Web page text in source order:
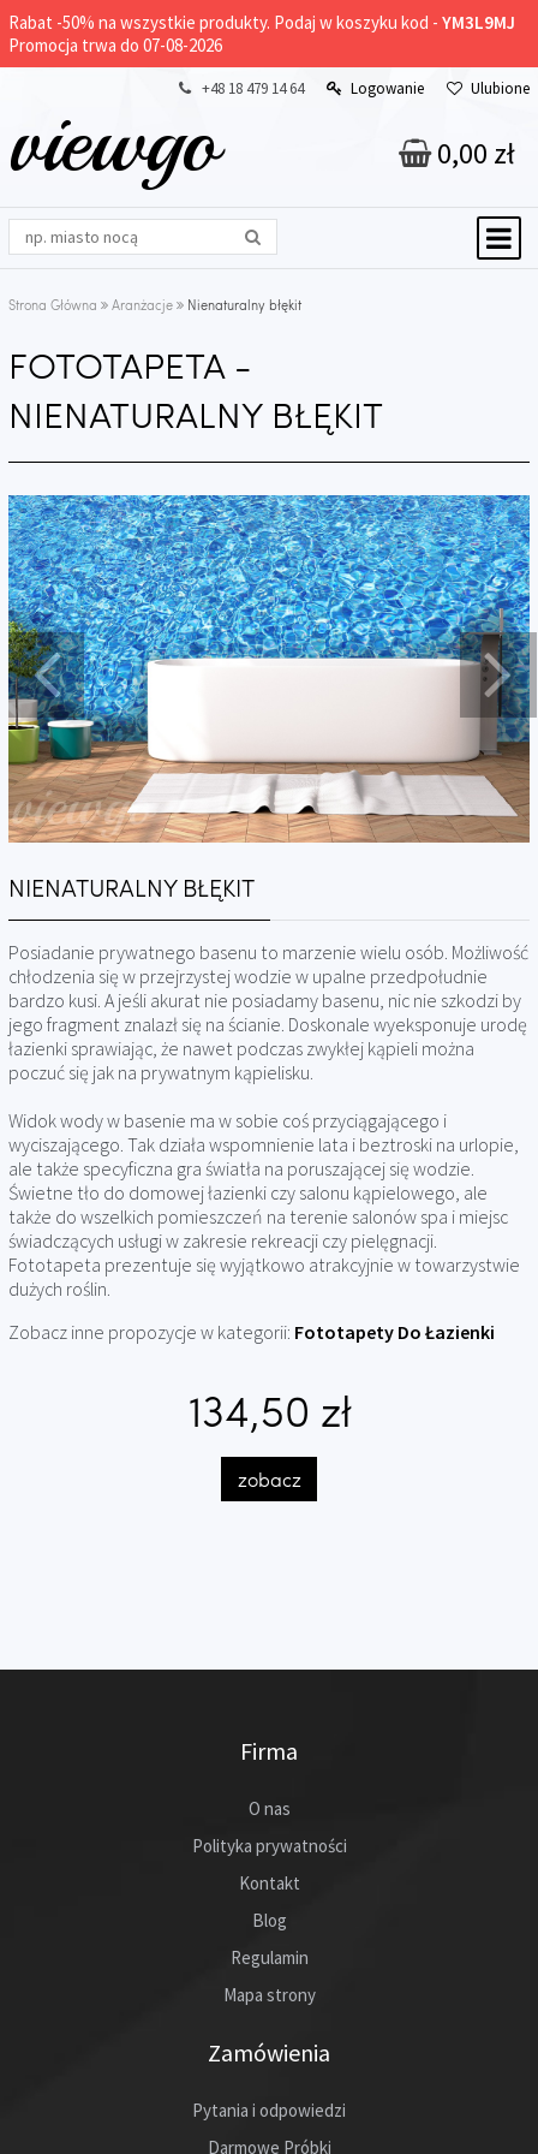
Rabat -50% na wszystkie produkty. Podaj w koszyku kod - YM3L9MJ
Promocja trwa do 07-08-2026
+48 18 479 14 64 Logowanie Ulubione
viewgo 0,00 zł
Strona Główna Aranżacje Nienaturalny błękit
FOTOTAPETA -
NIENATURALNY BŁĘKIT
NIENATURALNY BŁĘKIT
Posiadanie prywatnego basenu to marzenie wielu osób. Możliwość
chłodzenia się w przejrzystej wodzie w upalne przedpołudnie
bardzo kusi. A jeśli akurat nie posiadamy basenu, nic nie szkodzi by
jego fragment znalazł się na ścianie. Doskonale wyeksponuje urodę
łazienki sprawiając, że nawet podczas zwykłej kąpieli można
poczuć się jak na prywatnym kąpielisku.
Widok wody w basenie ma w sobie coś przyciągającego i
wyciszającego. Tak działa wspomnienie lata i beztroski na urlopie,
ale także specyficzna gra światła na poruszającej się wodzie.
Świetne tło do domowej łazienki czy salonu kąpielowego, ale
także do wszelkich pomieszczeń na terenie salonów spa i miejsc
świadczących usługi w zakresie rekreacji czy pielęgnacji.
Fototapeta prezentuje się wyjątkowo atrakcyjnie w towarzystwie
dużych roślin.
Zobacz inne propozycje w kategorii: Fototapety Do Łazienki
134,50 zł
zobacz
Firma
O nas
Polityka prywatności
Kontakt
Blog
Regulamin
Mapa strony
Zamówienia
Pytania i odpowiedzi
Darmowe Próbki